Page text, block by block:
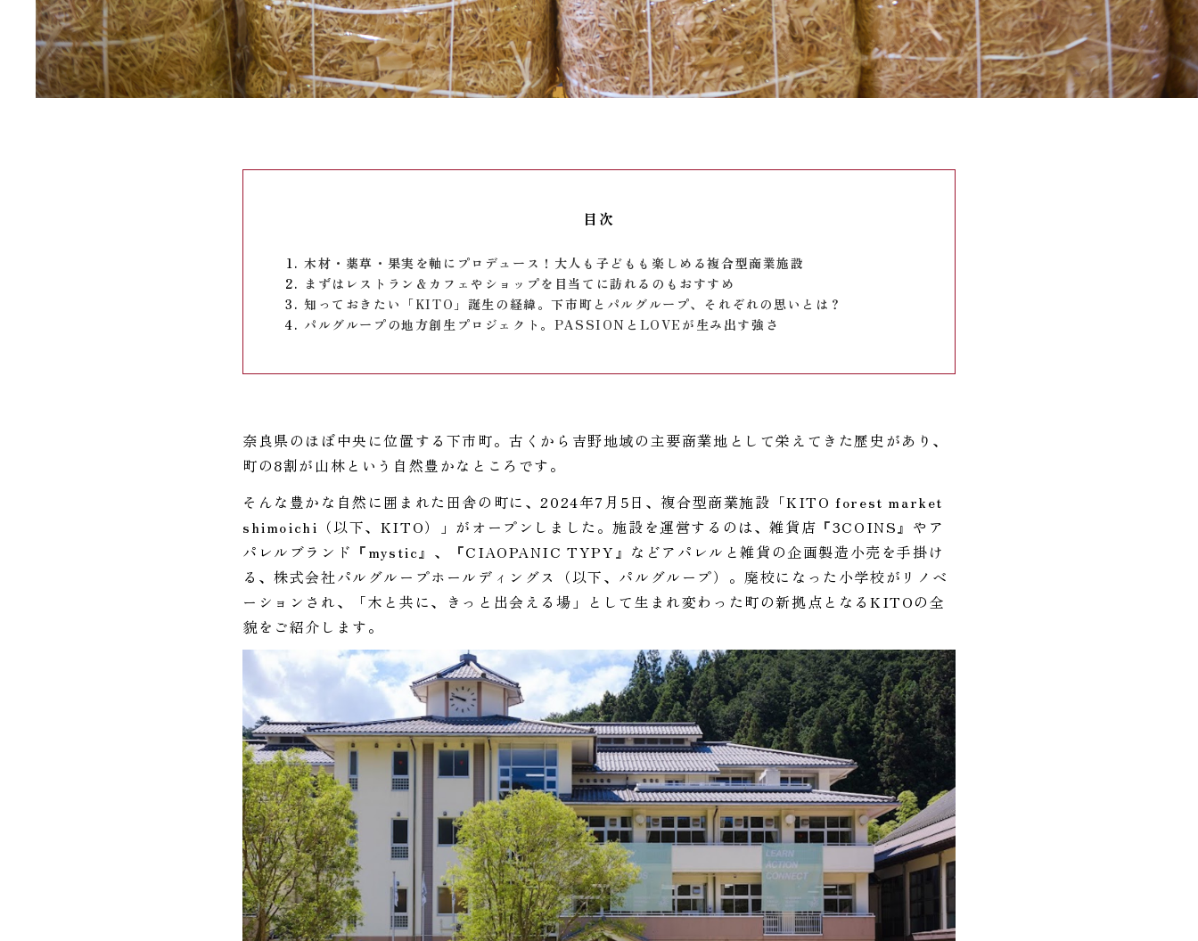
目次
木材・薬草・果実を軸にプロデュース！大人も子どもも楽しめる複合型商業施設
まずはレストラン＆カフェやショップを目当てに訪れるのもおすすめ
知っておきたい「KITO」誕生の経緯。下市町とパルグループ、それぞれの思いとは？
パルグループの地方創生プロジェクト。PASSIONとLOVEが生み出す強さ
奈良県のほぼ中央に位置する下市町。古くから吉野地域の主要商業地として栄えてきた歴史があり、
町の8割が山林という自然豊かなところです。
そんな豊かな自然に囲まれた田舎の町に、2024年7月5日、複合型商業施設「KITO forest market
shimoichi（以下、KITO）」がオープンしました。施設を運営するのは、雑貨店『3COINS』やア
パレルブランド『mystic』、『CIAOPANIC TYPY』などアパレルと雑貨の企画製造小売を手掛け
る、株式会社パルグループホールディングス（以下、パルグループ）。廃校になった小学校がリノベ
ーションされ、「木と共に、きっと出会える場」として生まれ変わった町の新拠点となるKITOの全
貌をご紹介します。